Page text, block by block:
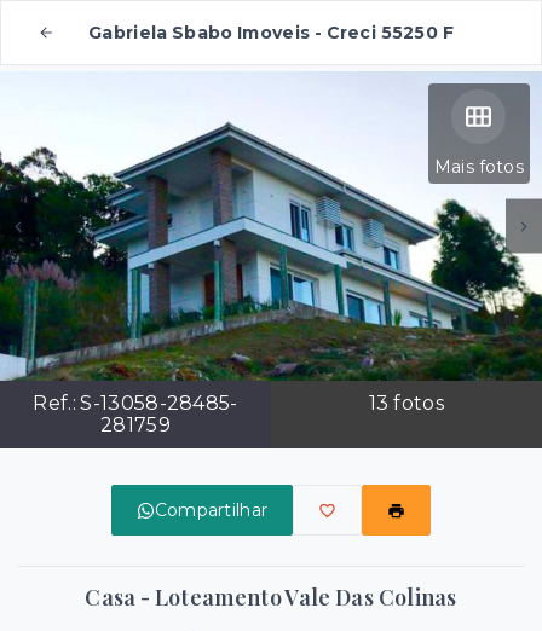
Gabriela Sbabo Imoveis - Creci 55250 F
Mais fotos
Ref.:S-13058-28485-
281759
13 fotos
Compartilhar
Casa - Loteamento Vale Das Colinas